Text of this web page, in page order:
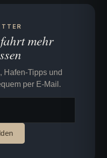
mehr
Hafen-Tipps und
per E-Mail.